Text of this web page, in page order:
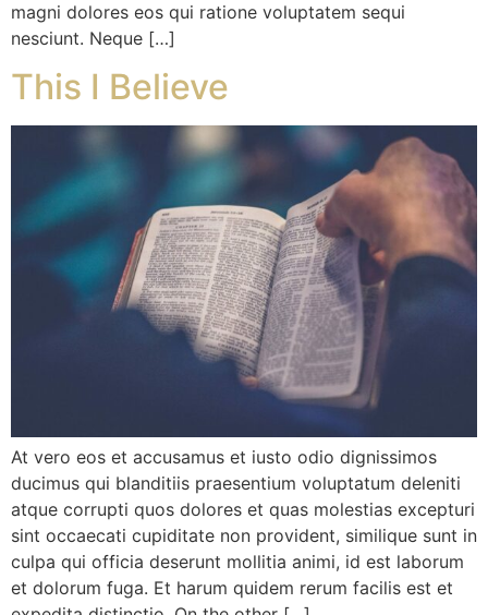
magni dolores eos qui ratione voluptatem sequi
nesciunt. Neque […]
This I Believe
At vero eos et accusamus et iusto odio dignissimos
ducimus qui blanditiis praesentium voluptatum deleniti
atque corrupti quos dolores et quas molestias excepturi
sint occaecati cupiditate non provident, similique sunt in
culpa qui officia deserunt mollitia animi, id est laborum
et dolorum fuga. Et harum quidem rerum facilis est et